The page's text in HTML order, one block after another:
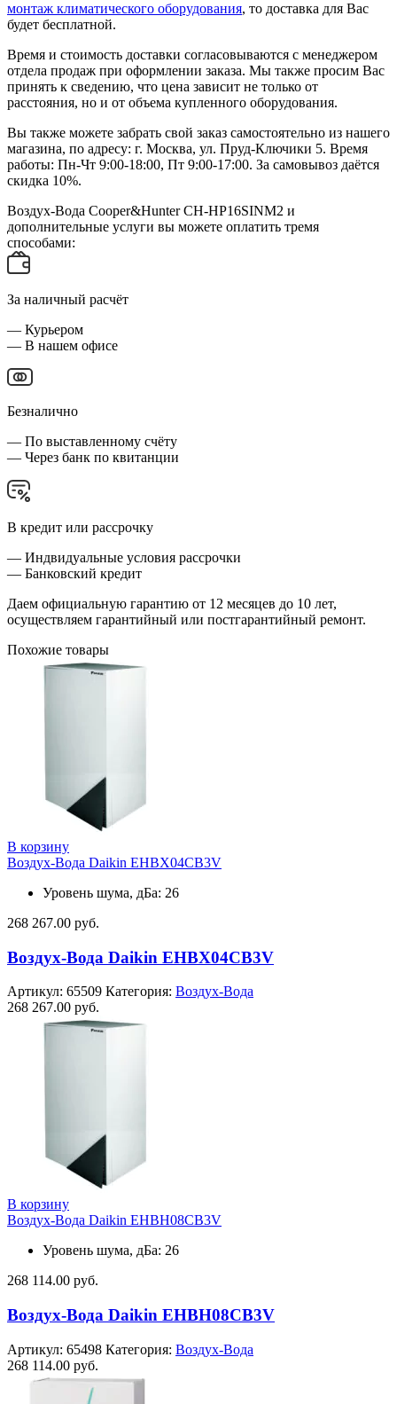
монтаж климатического оборудования, то доставка для Вас
будет бесплатной.
Время и стоимость доставки согласовываются с менеджером
отдела продаж при оформлении заказа. Мы также просим Вас
принять к сведению, что цена зависит не только от
расстояния, но и от объема купленного оборудования.
Вы также можете забрать свой заказ самостоятельно из нашего
магазина, по адресу: г. Москва, ул. Пруд-Ключики 5. Время
работы: Пн-Чт 9:00-18:00, Пт 9:00-17:00. За самовывоз даётся
скидка 10%.
Воздух-Вода Cooper&Hunter CH-HP16SINM2 и
дополнительные услуги вы можете оплатить тремя
способами:
За наличный расчёт
— Курьером
— В нашем офисе
Безналично
— По выставленному счёту
— Через банк по квитанции
В кредит или рассрочку
— Индвидуальные условия рассрочки
— Банковский кредит
Даем официальную гарантию от 12 месяцев до 10 лет,
осуществляем гарантийный или постгарантийный ремонт.
Похожие товары
В корзину
Воздух-Вода Daikin EHBX04CB3V
Уровень шума, дБа: 26
268 267.00 руб.
Воздух-Вода Daikin EHBX04CB3V
Артикул: 65509 Категория: Воздух-Вода
268 267.00 руб.
В корзину
Воздух-Вода Daikin EHBH08CB3V
Уровень шума, дБа: 26
268 114.00 руб.
Воздух-Вода Daikin EHBH08CB3V
Артикул: 65498 Категория: Воздух-Вода
268 114.00 руб.